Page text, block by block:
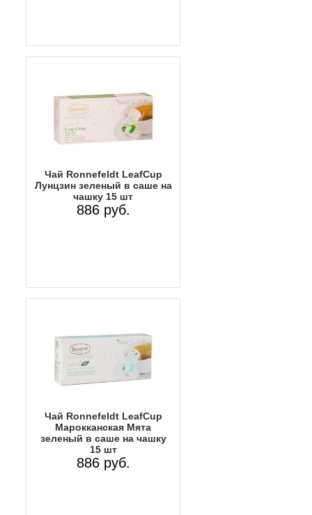
Чай Ronnefeldt LeafCup
Лунцзин зеленый в саше на
чашку 15 шт
886 руб.
Чай Ronnefeldt LeafCup
Марокканская Мята
зеленый в саше на чашку
15 шт
886 руб.